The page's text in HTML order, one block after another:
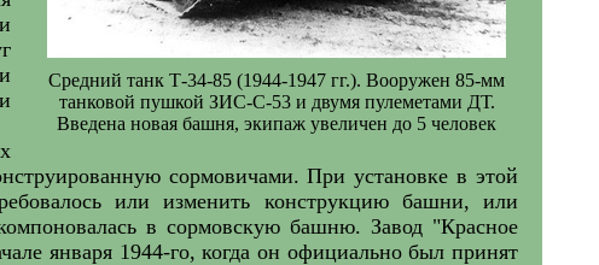
Средний танк Т-34-85 (1944-1947 гг.). Вооружен 85-мм
танковой пушкой ЗИС-С-53 и двумя пулеметами ДТ.
Введена новая башня, экипаж увеличен до 5 человек
сормовичами. При установке в этой
или изменить конструкцию башни, или
в сормовскую башню. Завод "Красное
января 1944-го, когда он официально был принят